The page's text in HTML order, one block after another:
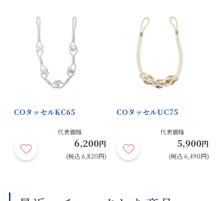
COタッセルKC65
代表価格
6,200円
(税込 6,820円)
COタッセルUC75
代表価格
5,900円
(税込 6,490円)